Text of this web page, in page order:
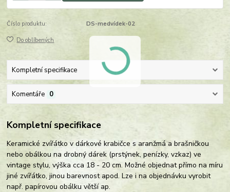
Číslo produktu: DS-medvídek-02
Do oblíbených
Kompletní specifikace
Komentáře 0
Kompletní specifikace
Keramické zvířátko v dárkové krabičce s aranžmá a brašničkou
nebo obálkou na drobný dárek (prstýnek, penízky, vzkaz) ve
vintage stylu, výška cca 18 - 20 cm. Možné objednat přímo na míru
jiné zvířátko, jinou barevnost apod. Lze i na objednávku vyrobit
např. papírovou obálku větší ap.